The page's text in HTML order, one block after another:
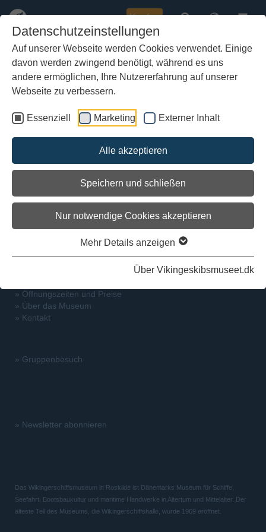
Datenschutzeinstellungen
Auf unserer Webseite werden Cookies verwendet. Einige
davon werden zwingend benötigt, während es uns
andere ermöglichen, Ihre Nutzererfahrung auf unserer
Webseite zu verbessern.
Essenziell Marketing Externer Inhalt
Alle akzeptieren
Speichern und schließen
Nur notwendige Cookies akzeptieren
Mehr Details anzeigen
Über Vikingeskibsmuseet.dk
Zum
Hauptinhalt
springen
Kaufen
Das Schiffslogbuch
Vom Kapitän Vibeke Bischoff
Ein Blog mit Auszügen aus dem Logbuch des
Meereshengstes, der Kurs, Wettersituation und den
Segelverlauf beschreibt.
Keine Nachrichten verfügbar.
» Öffnungszeiten und Preise
» Über das Museum
» Kontakt
» Gruppenbesuch
» Newsletter abonnieren
Das Wikingerschiffsmuseum in Roskilde ist Dänemarks Museum für Schiffe,
Seefahrt, Bootsbaukultur und maritime Handwerke in Altertum und Mittelalter. Der
älteste Teil des Museums, die Wikingerschiffshalle, wurde 1969 eröffnet.